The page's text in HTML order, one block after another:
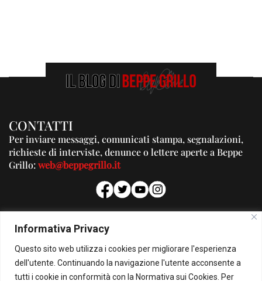
Informativa Privacy
Questo sito web utilizza i cookies per migliorare l'esperienza
dell'utente. Continuando la navigazione l'utente acconsente a
tutti i cookie in conformità con la Normativa sui Cookies. Per
CONTATTI
Per inviare messaggi, comunicati stampa, segnalazioni,
richieste di interviste, denunce o lettere aperte a Beppe
Grillo:web@beppegrillo.it
PUBBLICITA'
Per la tua pubblicità su questo Blog:
pubblicita@beppegrillo.it